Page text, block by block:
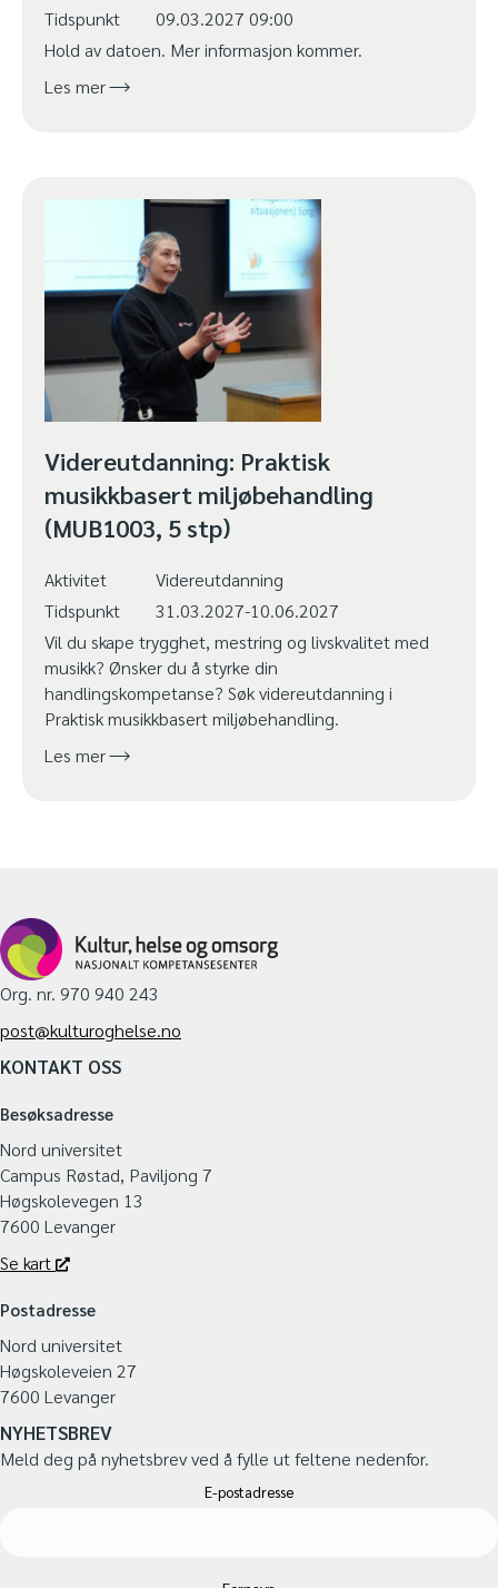
Tidspunkt
09.03.2027 09:00
Hold av datoen. Mer informasjon kommer.
Les mer
Videreutdanning: Praktisk
musikkbasert miljøbehandling
(MUB1003, 5 stp)
Aktivitet
Videreutdanning
Tidspunkt
31.03.2027-10.06.2027
Vil du skape trygghet, mestring og livskvalitet med
musikk? Ønsker du å styrke din
handlingskompetanse? Søk videreutdanning i
Praktisk musikkbasert miljøbehandling.
Les mer
Org. nr. 970 940 243
post@kulturoghelse.no
KONTAKT OSS
Besøksadresse
Nord universitet
Campus Røstad, Paviljong 7
Høgskolevegen 13
7600 Levanger
Se kart
Postadresse
Nord universitet
Høgskoleveien 27
7600 Levanger
NYHETSBREV
Meld deg på nyhetsbrev ved å fylle ut feltene nedenfor.
E-postadresse